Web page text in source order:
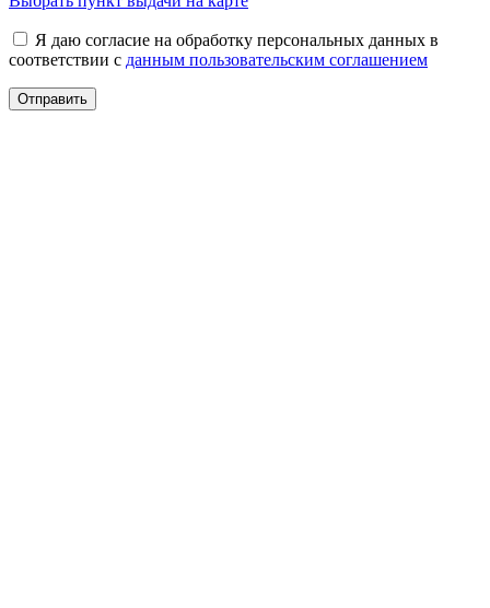
Я даю согласие на обработку персональных данных в
соответствии с данным пользовательским соглашением
Отправить